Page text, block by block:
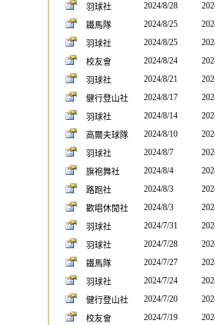
羽球社
2024/8/28
鐵馬隊
2024/8/25
羽球社
2024/8/25
校友會
2024/8/24
羽球社
2024/8/21
健行登山社
2024/8/17
羽球社
2024/8/14
高爾夫球隊
2024/8/10
羽球社
2024/8/7
旗袍舞社
2024/8/4
路跑社
2024/8/3
歡唱休閒社
2024/8/3
羽球社
2024/7/31
羽球社
2024/7/28
鐵馬隊
2024/7/27
羽球社
2024/7/24
健行登山社
2024/7/20
校友會
2024/7/19